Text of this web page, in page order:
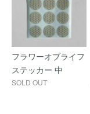
フラワーオブライフ
ステッカー 中
SOLD OUT